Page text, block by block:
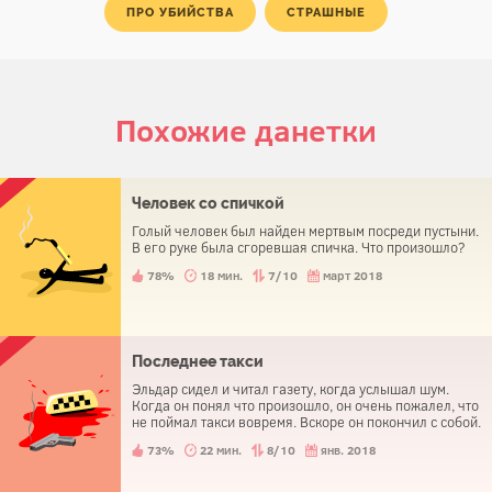
ПРО УБИЙСТВА СТРАШНЫЕ
Похожие данетки
Человек со спичкой
Голый человек был найден мертвым посреди пустыни.
В его руке была сгоревшая спичка. Что произошло?
78% 18 мин. 7/10 март 2018
Последнее такси
Эльдар сидел и читал газету, когда услышал шум.
Когда он понял что произошло, он очень пожалел, что
не поймал такси вовремя. Вскоре он покончил с собой.
73% 22 мин. 8/10 янв. 2018